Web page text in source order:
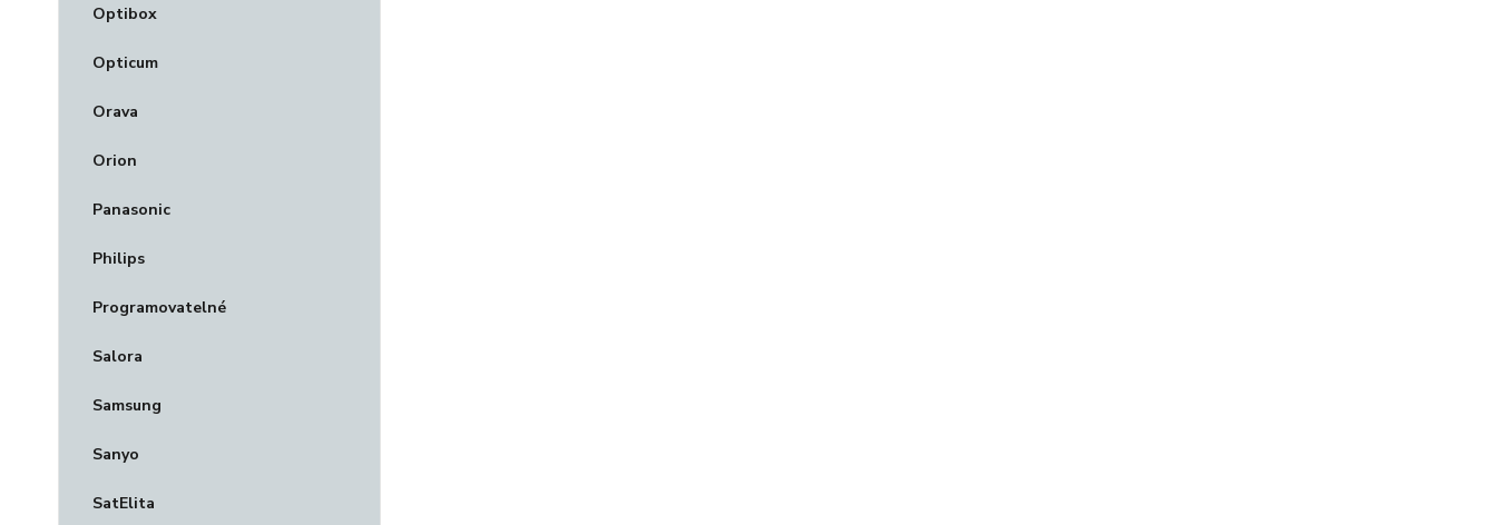
Optibox
Opticum
Orava
Orion
Panasonic
Philips
Programovatelné
Salora
Samsung
Sanyo
SatElita